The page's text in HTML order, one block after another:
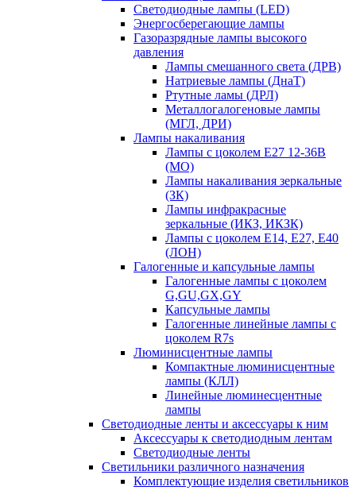
Светодиодные лампы (LED)
Энергосберегающие лампы
Газоразрядные лампы высокого
давления
Лампы смешанного света (ДРВ)
Натриевые лампы (ДнаТ)
Ртутные ламы (ДРЛ)
Металлогалогеновые лампы
(МГЛ, ДРИ)
Лампы накаливания
Лампы с цоколем Е27 12-36В
(МО)
Лампы накаливания зеркальные
(ЗК)
Лампы инфракрасные
зеркальные (ИКЗ, ИКЗК)
Лампы с цоколем Е14, Е27, Е40
(ЛОН)
Галогенные и капсульные лампы
Галогенные лампы с цоколем
G,GU,GX,GY
Капсульные лампы
Галогенные линейные лампы с
цоколем R7s
Люминисцентные лампы
Компактные люминисцентные
лампы (КЛЛ)
Линейные люминесцентные
лампы
Светодиодные ленты и аксессуары к ним
Аксессуары к светодиодным лентам
Светодиодные ленты
Светильники различного назначения
Комплектующие изделия светильников